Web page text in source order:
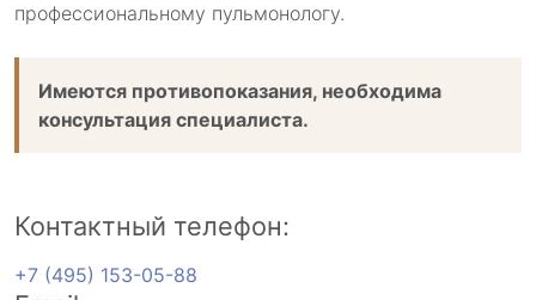
профессиональному пульмонологу.
Имеются противопоказания, необходима
консультация специалиста.
Контактный телефон:
+7 (495) 153-05-88